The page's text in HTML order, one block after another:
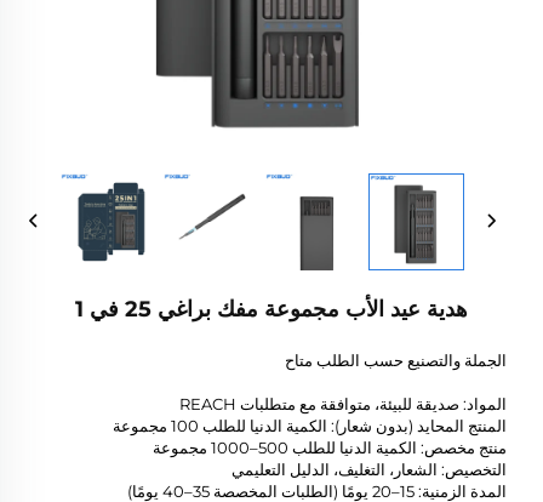
هدية عيد الأب مجموعة مفك براغي 25 في 1
الجملة والتصنيع حسب الطلب متاح
المواد: صديقة للبيئة، متوافقة مع متطلبات REACH
المنتج المحايد (بدون شعار): الكمية الدنيا للطلب 100 مجموعة
منتج مخصص: الكمية الدنيا للطلب 500–1000 مجموعة
التخصيص: الشعار، التغليف، الدليل التعليمي
المدة الزمنية: 15–20 يومًا (الطلبات المخصصة 35–40 يومًا)